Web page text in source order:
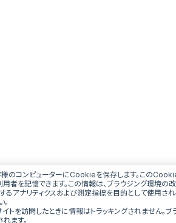
様のコンピューターにCookieを保存します。この
用者を記憶できます。この情報は、ブラウジング環境の
るアナリティクスおよび測定指標を目的として使用さ
イトを訪問したときに情報はトラッキングされません。
ます。